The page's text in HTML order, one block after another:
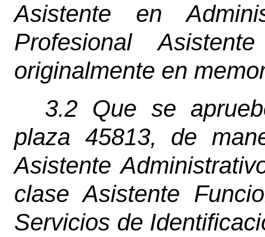
Asistente en
Profesional
originalmente en
3.2 Que se
plaza 45813, de
Asistente
clase Asistente
Servicios de